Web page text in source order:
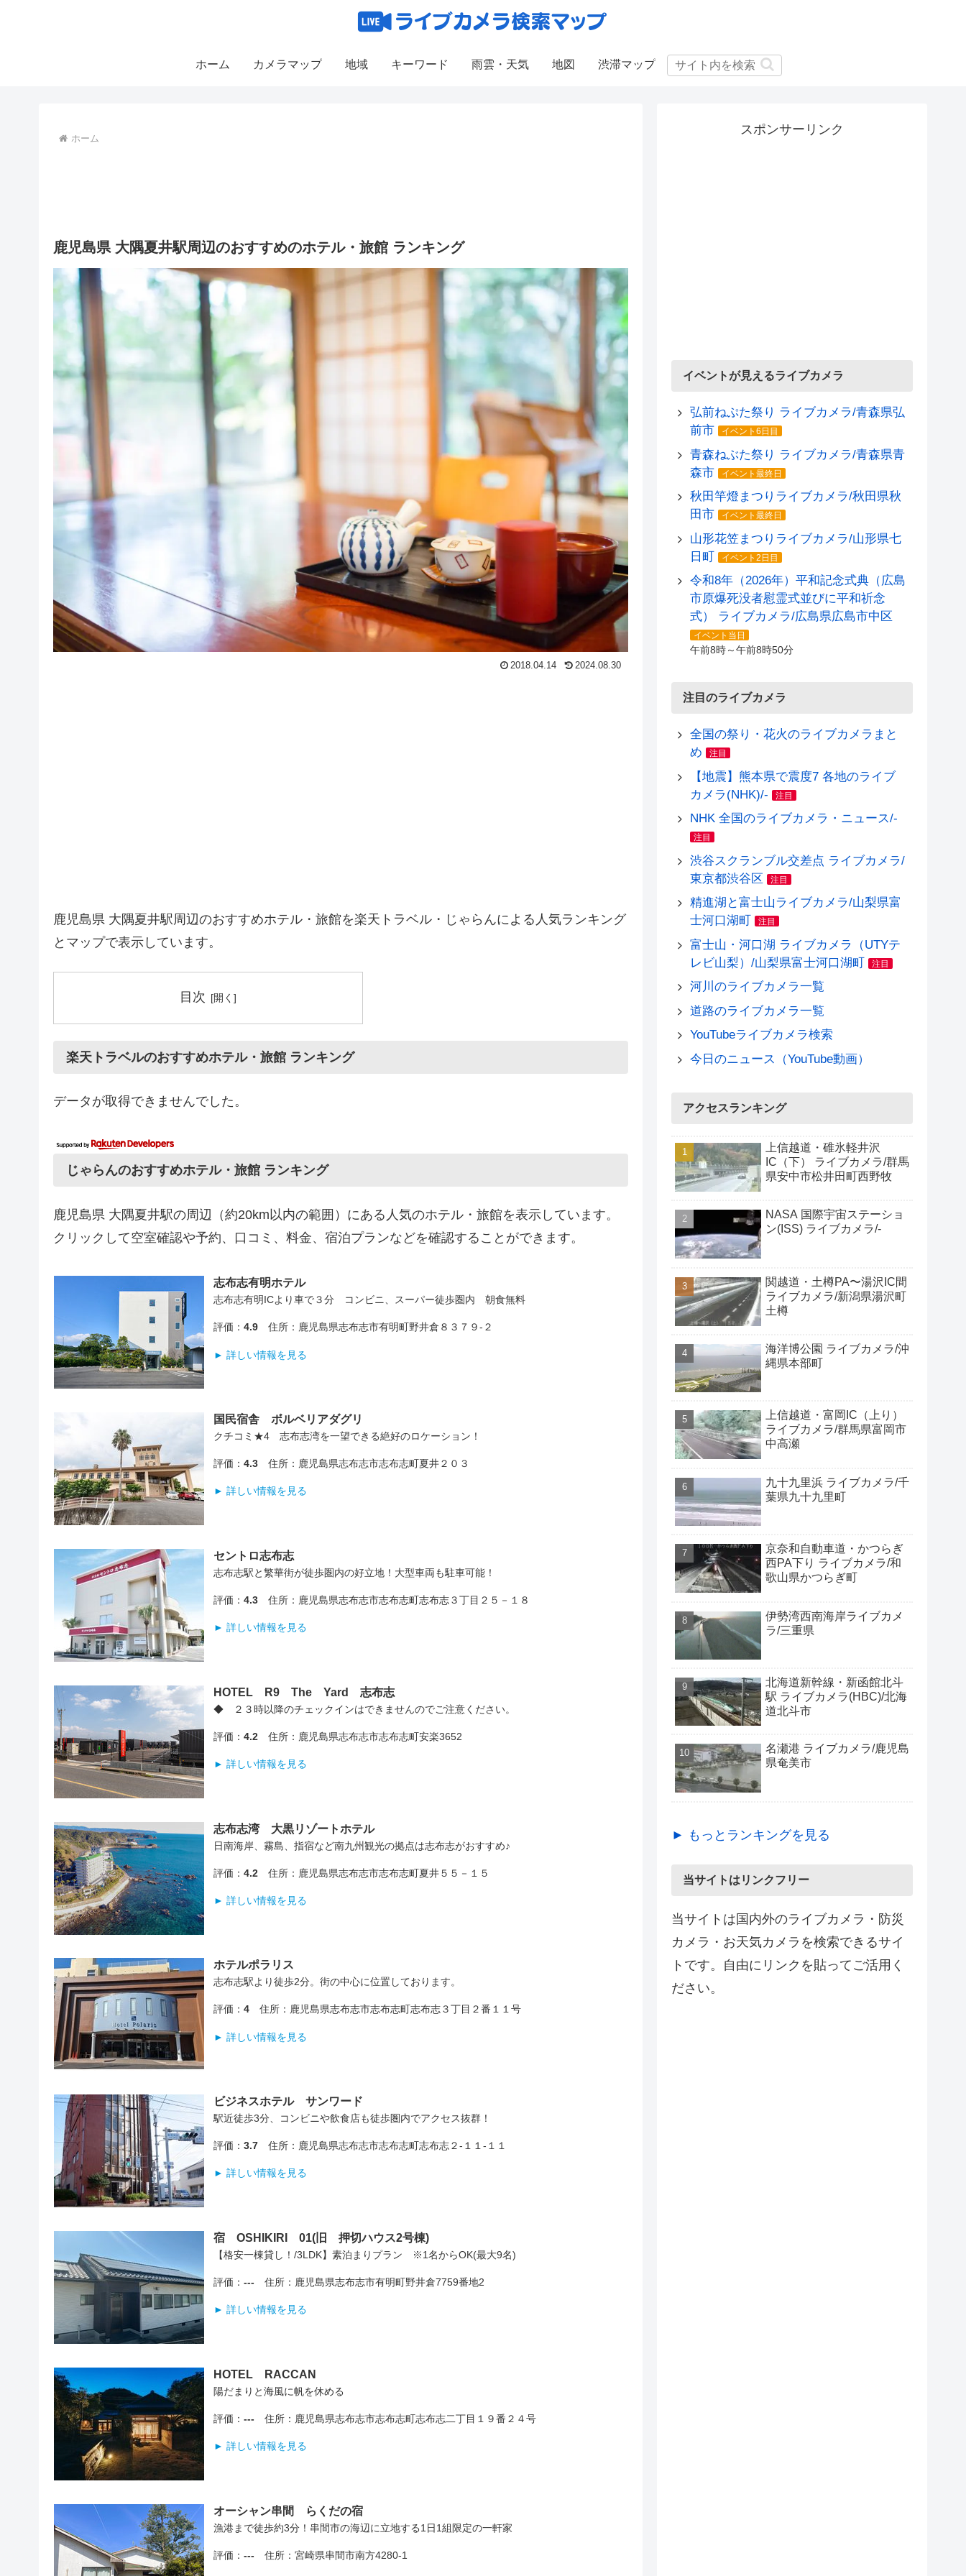
ホーム カメラマップ 地域 キーワード 雨雲・天気 地図 渋滞マップ
ホーム
鹿児島県 大隅夏井駅周辺のおすすめのホテル・旅館 ランキング
2018.04.14 2024.08.30
鹿児島県 大隅夏井駅周辺のおすすめホテル・旅館を楽天トラベル・じゃらんによる人気ランキング
とマップで表示しています。
目次
楽天トラベルのおすすめホテル・旅館 ランキング
データが取得できませんでした。
じゃらんのおすすめホテル・旅館 ランキング
鹿児島県 大隅夏井駅の周辺（約20km以内の範囲）にある人気のホテル・旅館を表示しています。
クリックして空室確認や予約、口コミ、料金、宿泊プランなどを確認することができます。
志布志有明ホテル
志布志有明ICより車で３分 コンビニ、スーパー徒歩圏内 朝食無料
評価： 4.9住所：鹿児島県志布志市有明町野井倉８３７９‐２
► 詳しい情報を見る
国民宿舎 ボルベリアダグリ
クチコミ★4 志布志湾を一望できる絶好のロケーション！
評価： 4.3住所：鹿児島県志布志市志布志町夏井２０３
► 詳しい情報を見る
セントロ志布志
志布志駅と繁華街が徒歩圏内の好立地！大型車両も駐車可能！
評価： 4.3住所：鹿児島県志布志市志布志町志布志３丁目２５－１８
► 詳しい情報を見る
HOTEL R9 The Yard 志布志
◆ ２３時以降のチェックインはできませんのでご注意ください。
評価： 4.2住所：鹿児島県志布志市志布志町安楽3652
► 詳しい情報を見る
志布志湾 大黒リゾートホテル
日南海岸、霧島、指宿など南九州観光の拠点は志布志がおすすめ♪
評価： 4.2住所：鹿児島県志布志市志布志町夏井５５－１５
► 詳しい情報を見る
ホテルポラリス
志布志駅より徒歩2分。街の中心に位置しております。
評価： 4住所：鹿児島県志布志市志布志町志布志３丁目２番１１号
► 詳しい情報を見る
ビジネスホテル サンワード
駅近徒歩3分、コンビニや飲食店も徒歩圏内でアクセス抜群！
評価： 3.7住所：鹿児島県志布志市志布志町志布志２‐１１‐１１
► 詳しい情報を見る
宿 OSHIKIRI 01(旧 押切ハウス2号棟)
【格安一棟貸し！/3LDK】素泊まりプラン ※1名からOK(最大9名)
評価： --- 住所：鹿児島県志布志市有明町野井倉7759番地2
► 詳しい情報を見る
HOTEL RACCAN
陽だまりと海風に帆を休める
評価： --- 住所：鹿児島県志布志市志布志町志布志二丁目１９番２４号
► 詳しい情報を見る
オーシャン串間 らくだの宿
漁港まで徒歩約3分！串間市の海辺に立地する1日1組限定の一軒家
評価： --- 住所：宮崎県串間市南方4280‐1
スポンサーリンク
イベントが見えるライブカメラ
弘前ねぷた祭り ライブカメラ/青森県弘
前市
イベント6日目
青森ねぶた祭り ライブカメラ/青森県青
森市
イベント最終日
秋田竿燈まつりライブカメラ/秋田県秋
田市
イベント最終日
山形花笠まつりライブカメラ/山形県七
日町
イベント2日目
令和8年（2026年）平和記念式典（広島
市原爆死没者慰霊式並びに平和祈念
式） ライブカメラ/広島県広島市中区
イベント当日
午前8時～午前8時50分
注目のライブカメラ
全国の祭り・花火のライブカメラまと
め
注目
【地震】熊本県で震度7 各地のライブ
カメラ(NHK)/-
注目
NHK 全国のライブカメラ・ニュース/-
注目
渋谷スクランブル交差点 ライブカメラ/
東京都渋谷区
注目
精進湖と富士山ライブカメラ/山梨県富
士河口湖町
注目
富士山・河口湖 ライブカメラ（UTYテ
レビ山梨）/山梨県富士河口湖町
注目
河川のライブカメラ一覧
道路のライブカメラ一覧
YouTubeライブカメラ検索
今日のニュース（YouTube動画）
アクセスランキング
上信越道・碓氷軽井沢
IC（下） ライブカメラ/群馬
県安中市松井田町西野牧
NASA 国際宇宙ステーショ
ン(ISS) ライブカメラ/-
関越道・土樽PA〜湯沢IC間
ライブカメラ/新潟県湯沢町
土樽
海洋博公園 ライブカメラ/沖
縄県本部町
上信越道・富岡IC（上り）
ライブカメラ/群馬県富岡市
中高瀬
九十九里浜 ライブカメラ/千
葉県九十九里町
京奈和自動車道・かつらぎ
西PA下り ライブカメラ/和
歌山県かつらぎ町
伊勢湾西南海岸ライブカメ
ラ/三重県
北海道新幹線・新函館北斗
駅 ライブカメラ(HBC)/北海
道北斗市
名瀬港 ライブカメラ/鹿児島
県奄美市
► もっとランキングを見る
当サイトはリンクフリー
当サイトは国内外のライブカメラ・防災
カメラ・お天気カメラを検索できるサイ
トです。自由にリンクを貼ってご活用く
ださい。